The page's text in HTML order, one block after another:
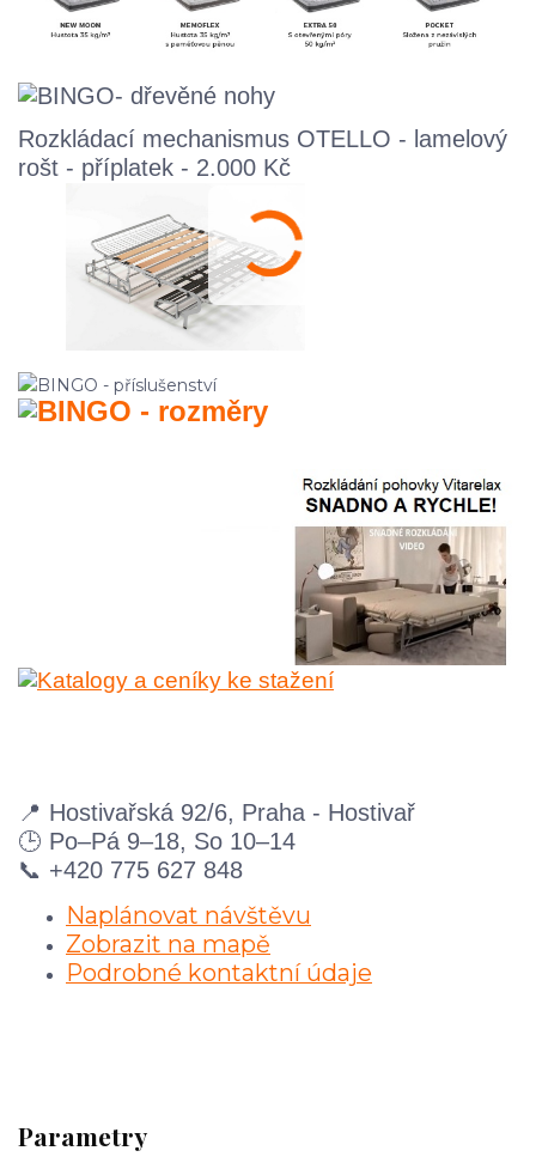
Rozkládací mechanismus OTELLO - lamelový
rošt - příplatek - 2.000 Kč
📍 Hostivařská 92/6, Praha - Hostivař
🕒 Po–Pá 9–18, So 10–14
📞 +420 775 627 848
Naplánovat návštěvu
Zobrazit na mapě
Podrobné kontaktní údaje
Parametry